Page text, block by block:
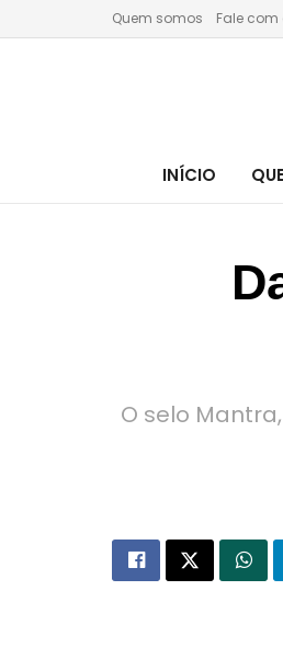
Quem somos Fale com
INÍCIO
O selo